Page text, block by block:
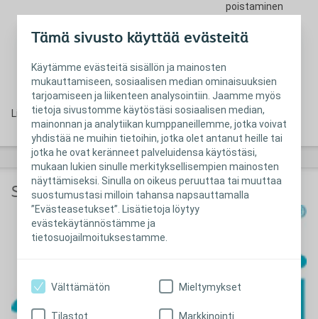
Tämä sivusto käyttää evästeitä
Käytämme evästeitä sisällön ja mainosten
mukauttamiseen, sosiaalisen median ominaisuuksien
tarjoamiseen ja liikenteen analysointiin. Jaamme myös
tietoja sivustomme käytöstäsi sosiaalisen median,
mainonnan ja analytiikan kumppaneillemme, jotka voivat
yhdistää ne muihin tietoihin, jotka olet antanut heille tai
jotka he ovat keränneet palveluidensa käytöstäsi,
mukaan lukien sinulle merkityksellisempien mainosten
näyttämiseksi. Sinulla on oikeus peruuttaa tai muuttaa
suostumustasi milloin tahansa napsauttamalla
”Evästeasetukset”. Lisätietoja löytyy
evästekäytännöstämme ja
tietosuojailmoituksestamme.
Välttämätön Mieltymykset
Tilastot Markkinointi
poistaminen
Liikunta ja aktiviteetitSosiaaliset ja intiimit
tilanteet
Seuraa avanteesi tilaa säännöllisesti